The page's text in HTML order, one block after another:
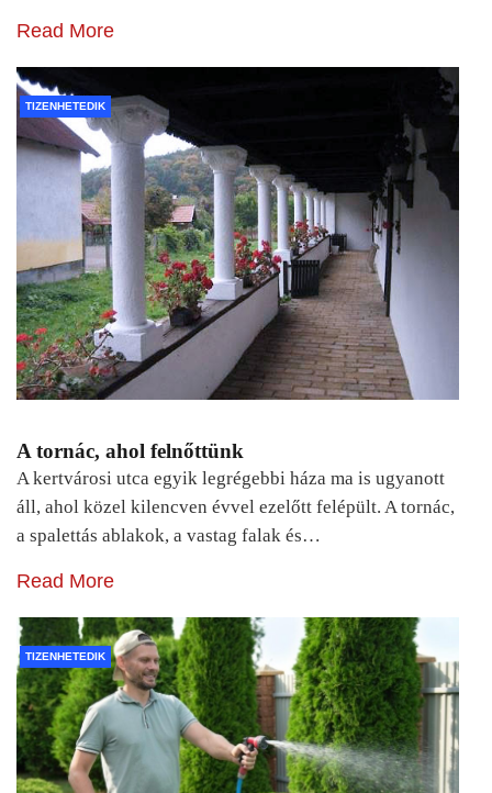
Read More
TIZENHETEDIK
A tornác, ahol felnőttünk
A kertvárosi utca egyik legrégebbi háza ma is ugyanott
áll, ahol közel kilencven évvel ezelőtt felépült. A tornác,
a spalettás ablakok, a vastag falak és…
Read More
TIZENHETEDIK